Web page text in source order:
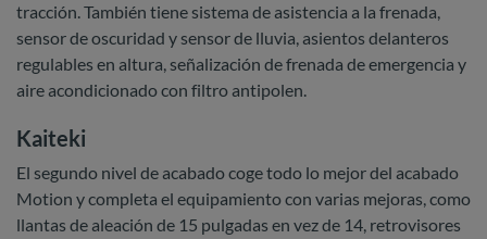
tracción. También tiene sistema de asistencia a la frenada,
sensor de oscuridad y sensor de lluvia, asientos delanteros
regulables en altura, señalización de frenada de emergencia y
aire acondicionado con filtro antipolen.
Kaiteki
El segundo nivel de acabado coge todo lo mejor del acabado
Motion y completa el equipamiento con varias mejoras, como
llantas de aleación de 15 pulgadas en vez de 14, retrovisores